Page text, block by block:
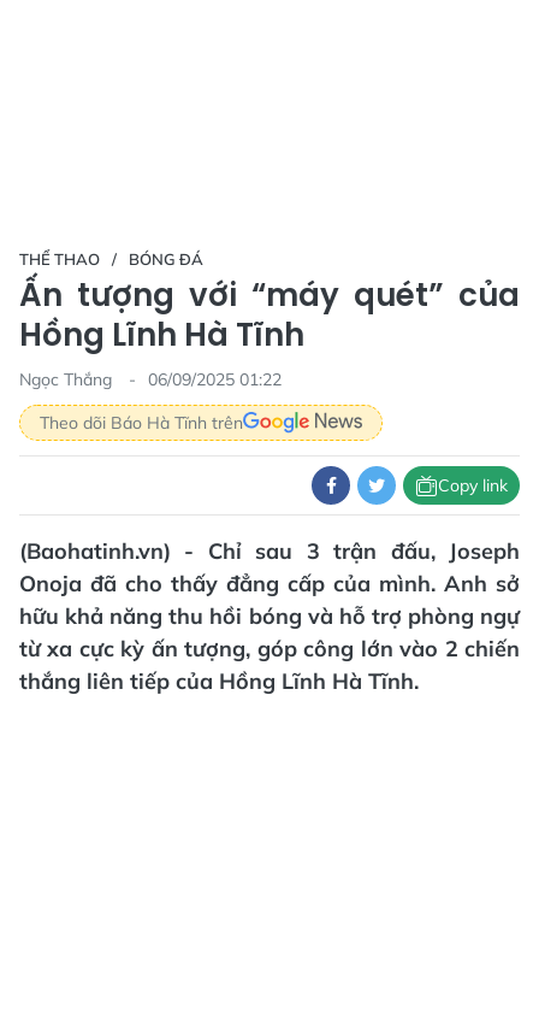
THỂ THAO BÓNG ĐÁ
Ấn tượng với “máy quét” của
Hồng Lĩnh Hà Tĩnh
Ngọc Thắng
06/09/2025 01:22
Theo dõi Báo Hà Tĩnh trên
Copy link
(Baohatinh.vn) - Chỉ sau 3 trận đấu, Joseph
Onoja đã cho thấy đẳng cấp của mình. Anh sở
hữu khả năng thu hồi bóng và hỗ trợ phòng ngự
từ xa cực kỳ ấn tượng, góp công lớn vào 2 chiến
thắng liên tiếp của Hồng Lĩnh Hà Tĩnh.